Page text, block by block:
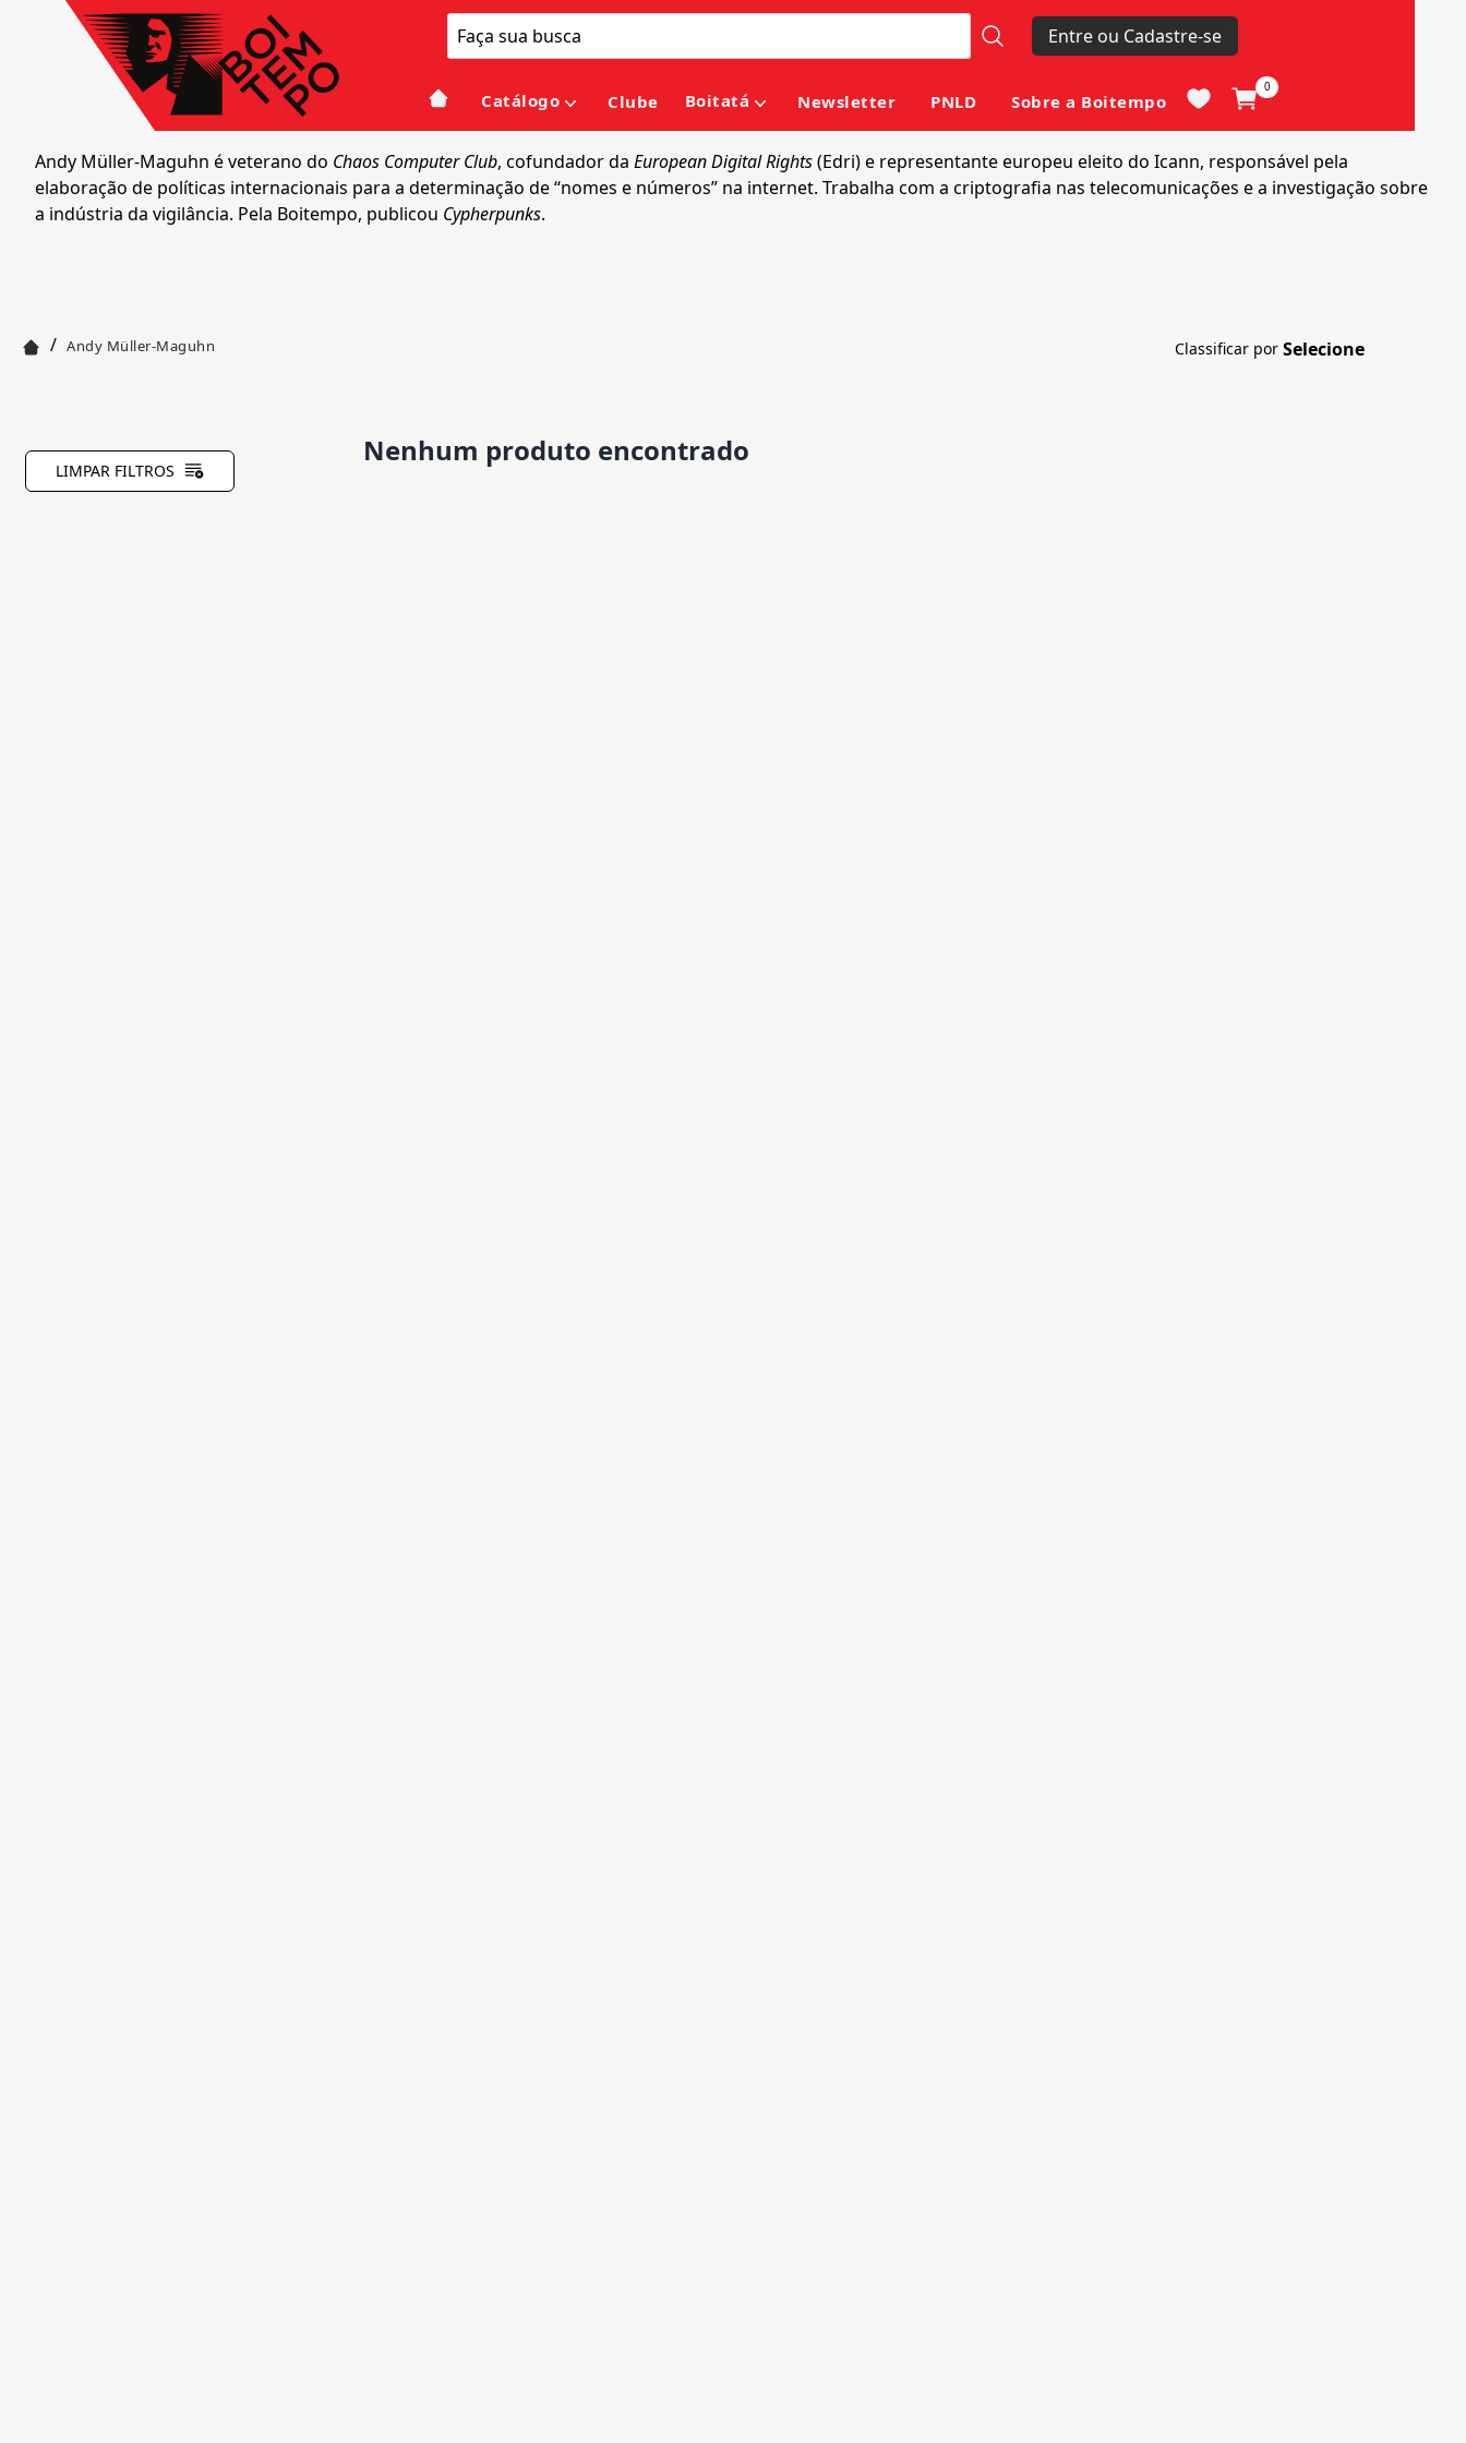
Entre ou Cadastre-se
Catálogo Clube Boitatá Newsletter PNLD Sobre a Boitempo
0
Andy Müller-Maguhn é veterano do Chaos Computer Club, cofundador da European Digital Rights(Edri) e representante europeu eleito do Icann, responsável pela
elaboração de políticas internacionais para a determinação de “nomes e números” na internet. Trabalha com a criptografia nas telecomunicações e a investigação sobre
a indústria da vigilância. Pela Boitempo, publicou Cypherpunks.
/ Andy Müller-Maguhn Classificar por
LIMPAR FILTROS
Nenhum produto encontrado